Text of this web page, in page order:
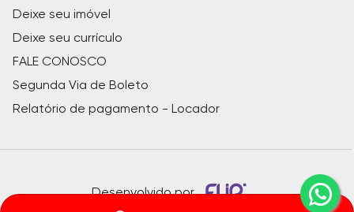
Deixe seu imóvel
Deixe seu currículo
FALE CONOSCO
Segunda Via de Boleto
Relatório de pagamento - Locador
Desenvolvido por